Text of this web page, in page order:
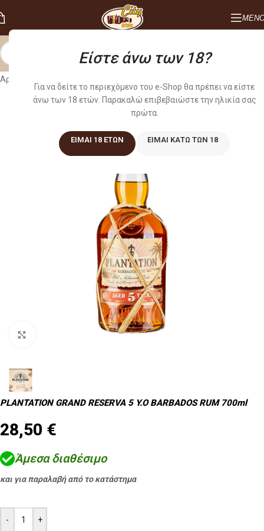
Είστε άνω των 18?
Για να δείτε το περιεχόμενο του e-Shop θα πρέπει να είστε
άνω των 18 ετών. Παρακαλώ επιβεβαιώστε την ηλικία σας
πρώτα.
ΕΊΜΑΙ 18 ΕΤΏΝ ΕΊΜΑΙ ΚΆΤΩ ΤΩΝ 18
Αρχική σελίδα
PLANTATION GRAND RESERVA 5 Y.O BARBADOS RUM 700ml
28,50 €
Άμεσα διαθέσιμο
και για παραλαβή από το κατάστημα
- +